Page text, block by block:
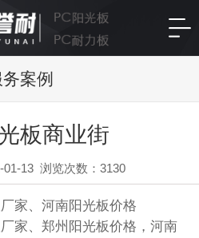
务案例
板商业街
01-13 浏览次数：3130
家、河南阳光板价格
家、郑州阳光板价格，河南